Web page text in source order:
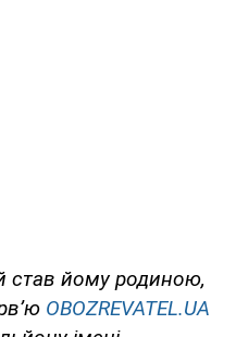
став йому родиною,
OBOZREVATEL.UA